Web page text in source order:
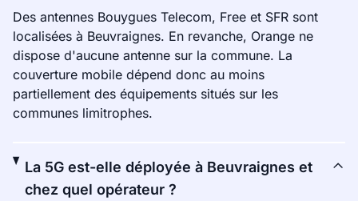
Des antennes Bouygues Telecom, Free et SFR sont
localisées à Beuvraignes. En revanche, Orange ne
dispose d'aucune antenne sur la commune. La
couverture mobile dépend donc au moins
partiellement des équipements situés sur les
communes limitrophes.
La 5G est-elle déployée à Beuvraignes et
chez quel opérateur ?